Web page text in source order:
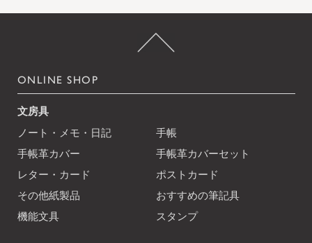
ONLINE SHOP
文房具
ノート・メモ・日記
手帳
手帳革カバー
手帳革カバーセット
レター・カード
ポストカード
その他紙製品
おすすめの筆記具
機能文具
スタンプ